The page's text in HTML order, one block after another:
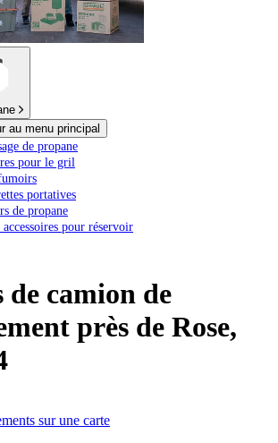
au menu principal
de propane
pour le gril
portatives
de propane
accessoires pour réservoir
camion de
près de Rose,
sur une carte